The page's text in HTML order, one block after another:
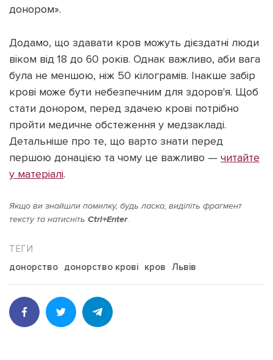
донором».
Додамо, що здавати кров можуть дієздатні люди
віком від 18 до 60 років. Однак важливо, аби вага
була не меншою, ніж 50 кілограмів. Інакше забір
крові може бути небезпечним для здоров'я. Щоб
стати донором, перед здачею крові потрібно
пройти медичне обстеження у медзакладі.
Детальніше про те, що варто знати перед
першою донацією та чому це важливо — читайте
у матеріалі.
Якщо ви знайшли помилку, будь ласка, виділіть фрагмент
тексту та натисніть Ctrl+Enter.
донорство донорство крові кров Львів